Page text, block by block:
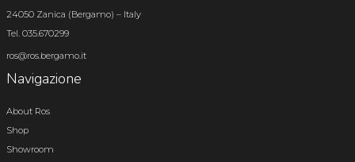
24050 Zanica (Bergamo) – Italy
Tel. 035.670299
ros@ros.bergamo.it
Navigazione
About Ros
Shop
Showroom